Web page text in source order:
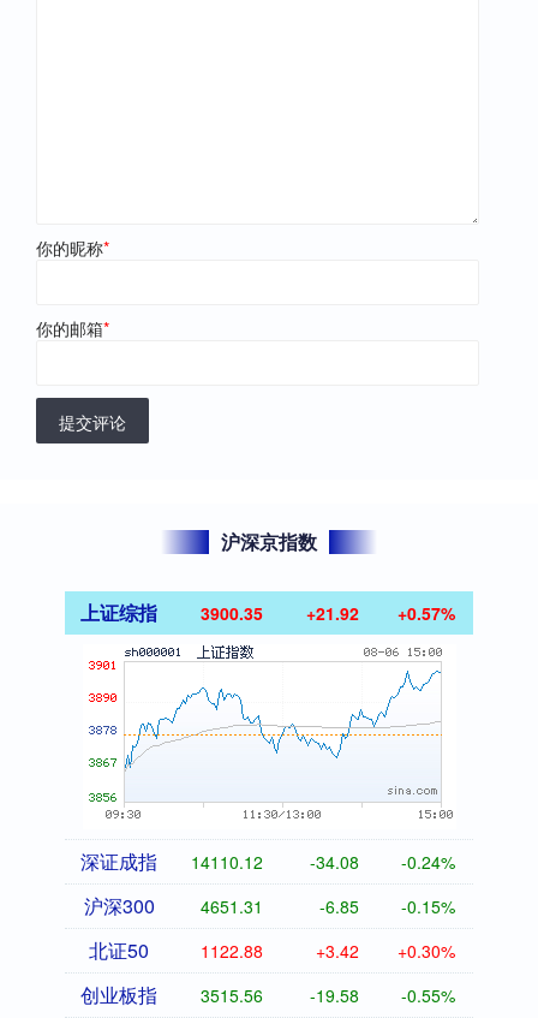
你的昵称*
你的邮箱*
提交评论
沪深京指数
上证综指 3900.35 +21.92 +0.57%
深证成指 14110.12 -34.08 -0.24%
沪深300 4651.31 -6.85 -0.15%
北证50 1122.88 +3.42 +0.30%
创业板指 3515.56 -19.58 -0.55%